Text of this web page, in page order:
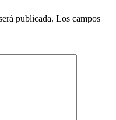
publicada. Los campos